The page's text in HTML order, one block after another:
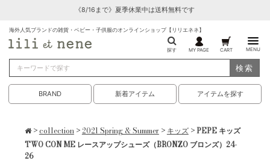
《8/16まで》夏季休業中は送料無料です
海外人気ブランドの雑貨・ベビー・子供服のオンラインショップ【リリエネネ】
探す MY PAGE CART MENU
検索
BRAND 新着アイテム アイテムを探す
>collection>2021 Spring & Summer > キッズ> PEPE キッズ
TWO CON ME レースアップシューズ（BRONZO ブロンズ）24-
26